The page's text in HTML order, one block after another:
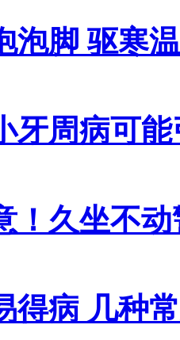
泡脚 驱寒
牙周病可
！久坐不
得病 几种